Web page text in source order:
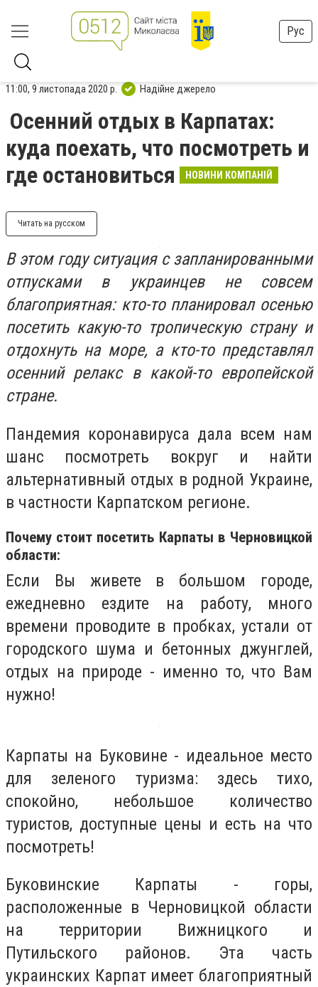
Рус
11:00, 9 листопада 2020 р. Надійне джерело
Осенний отдых в Карпатах:
куда поехать, что посмотреть и
где остановиться
НОВИНИ КОМПАНІЙ
Читать на русском
В этом году ситуация с запланированными
отпусками в украинцев не совсем
благоприятная: кто-то планировал осенью
посетить какую-то тропическую страну и
отдохнуть на море, а кто-то представлял
осенний релакс в какой-то европейской
стране.
Пандемия коронавируса дала всем нам
шанс посмотреть вокруг и найти
альтернативный отдых в родной Украине,
в частности Карпатском регионе.
Почему стоит посетить Карпаты в Черновицкой
области:
Если Вы живете в большом городе,
ежедневно ездите на работу, много
времени проводите в пробках, устали от
городского шума и бетонных джунглей,
отдых на природе - именно то, что Вам
нужно!
Карпаты на Буковине - идеальное место
для зеленого туризма: здесь тихо,
спокойно, небольшое количество
туристов, доступные цены и есть на что
посмотреть!
Буковинские Карпаты - горы,
расположенные в Черновицкой области
на территории Вижницкого и
Путильского районов. Эта часть
украинских Карпат имеет благоприятный